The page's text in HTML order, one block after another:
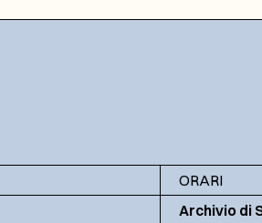
ORARI
Archivio di